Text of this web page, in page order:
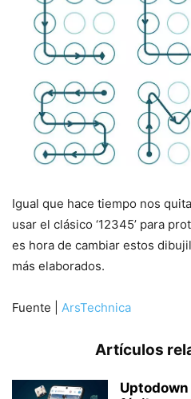
Igual que hace tiempo nos
usar el clásico ‘12345’ para
es hora de cambiar estos
más elaborados.
Fuente | ArsTechnica
Artículos